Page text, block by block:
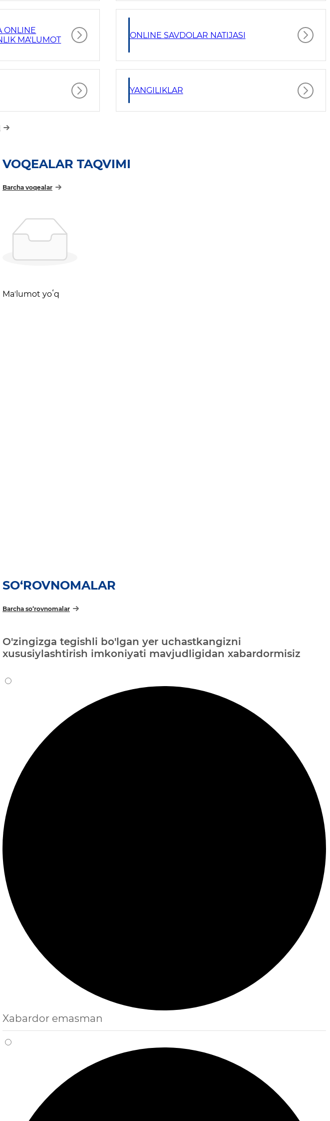
ONLINE
MA'LUMOT
ONLINE SAVDOLAR NATIJASI
YANGILIKLAR
VOQEALAR TAQVIMI
Barcha voqealar
Maʼlumot yoʻq
SO‘ROVNOMALAR
Barcha so‘rovnomalar
O'zingizga tegishli bo'lgan yer uchastkangizni
xususiylashtirish imkoniyati mavjudligidan xabardormisiz
Xabardor emasman